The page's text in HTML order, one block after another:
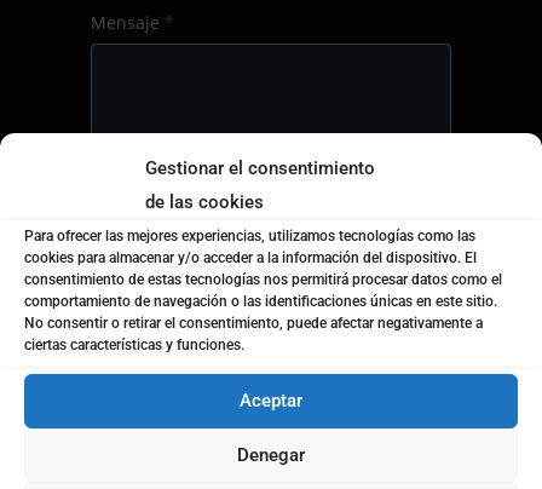
Gestionar el consentimiento
de las cookies
Para ofrecer las mejores experiencias, utilizamos tecnologías como las
cookies para almacenar y/o acceder a la información del dispositivo. El
consentimiento de estas tecnologías nos permitirá procesar datos como el
comportamiento de navegación o las identificaciones únicas en este sitio.
No consentir o retirar el consentimiento, puede afectar negativamente a
ciertas características y funciones.
Aceptar
Denegar
Mensaje *
He leído y acepto los términos de lapolítica de
Privacidad de Coto Consulting
Notificaciones
Acepto recibir notificaciones de Coto
Consulting. (newsletters, cursos, informes, etc)
Enviar